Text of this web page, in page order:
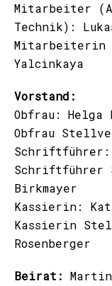
Mitarbeiter
Technik):
Mitarbeiterin
Yalcinkaya
Vorstand:
Obfrau: Helga
Obfrau
Schriftführer:
Schriftführer
Birkmayer
Kassierin:
Kassierin
Rosenberger
Beirat: